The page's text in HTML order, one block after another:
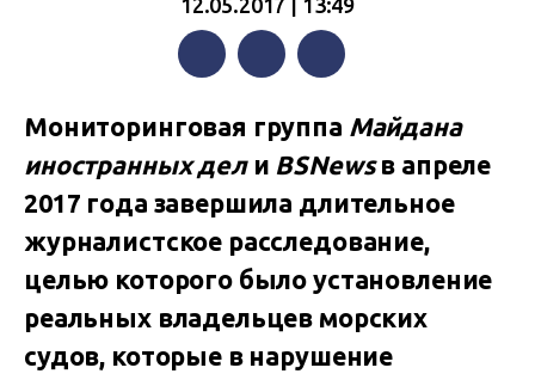
12.05.2017 | 13:49
Мониторинговая группа Майдана
иностранных дел и BSNewsв апреле
2017 года завершила длительное
журналистское расследование,
целью которого было установление
реальных владельцев морских
судов, которые в нарушение